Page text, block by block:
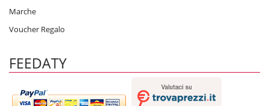
Marche
Voucher Regalo
FEEDATY